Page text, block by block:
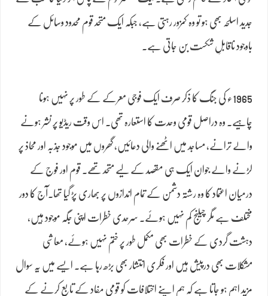
جدید اسلحہ بھی ہو تو وہ کمزور رہتی ہے، جبکہ ایک متحد قوم محدود وسائل کے
باوجود ناقابلِ شکست بن جاتی ہے۔
1965ء کی جنگ کا ذکر صرف ایک فوجی معرکے کے طور پر نہیں ہونا
چاہیے۔ وہ دراصل قومی وحدت کا استعارہ تھی۔ اس وقت ریڈیو پر نشر ہونے
والے ترانے، مساجد میں اٹھنے والی دعائیں، گھروں میں موجود جذبہ اور محاذ پر
لڑنے والے جوان ایک ہی مقصد کے لیے متحد تھے۔ قوم اور فوج کے
درمیان اعتماد کا وہ رشتہ دشمن کے تمام اندازوں پر بھاری پڑ گیا تھا۔آج کا دور
مختلف ہے مگر چیلنج کم نہیں ہوئے۔ سرحدی خطرات اپنی جگہ موجود ہیں،
دہشت گردی کے خطرات بھی مکمل طور پر ختم نہیں ہوئے، معاشی
مشکلات بھی درپیش ہیں اور فکری انتشار بھی بڑھ رہا ہے۔ ایسے میں یہ سوال
مزید اہم ہو جاتا ہے کہ ہم اپنے اختلافات کو قومی مفاد کے تابع کرنے کے